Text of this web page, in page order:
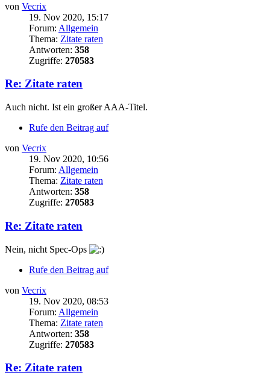
von Vecrix
19. Nov 2020, 15:17
Forum: Allgemein
Thema: Zitate raten
Antworten: 358
Zugriffe: 270583
Re: Zitate raten
Auch nicht. Ist ein großer AAA-Titel.
Rufe den Beitrag auf
von Vecrix
19. Nov 2020, 10:56
Forum: Allgemein
Thema: Zitate raten
Antworten: 358
Zugriffe: 270583
Re: Zitate raten
Nein, nicht Spec-Ops
Rufe den Beitrag auf
von Vecrix
19. Nov 2020, 08:53
Forum: Allgemein
Thema: Zitate raten
Antworten: 358
Zugriffe: 270583
Re: Zitate raten